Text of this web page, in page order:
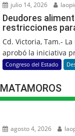
julio 14, 2026
Deudores
restricciones
Cd. Victoria, Tam.-
aprobó la iniciativa
Congreso del Estado
MATAMOROS
agosto 4, 2026